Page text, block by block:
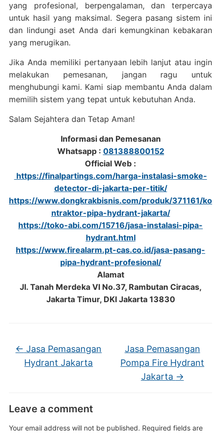
yang profesional, berpengalaman, dan terpercaya
untuk hasil yang maksimal. Segera pasang sistem ini
dan lindungi aset Anda dari kemungkinan kebakaran
yang merugikan.
Jika Anda memiliki pertanyaan lebih lanjut atau ingin
melakukan pemesanan, jangan ragu untuk
menghubungi kami. Kami siap membantu Anda dalam
memilih sistem yang tepat untuk kebutuhan Anda.
Salam Sejahtera dan Tetap Aman!
Informasi dan Pemesanan
Whatsapp : 081388800152
Official Web :
https://finalpartings.com/harga-instalasi-smoke-
detector-di-jakarta-per-titik/
https://www.dongkrakbisnis.com/produk/371161/ko
ntraktor-pipa-hydrant-jakarta/
https://toko-abi.com/15716/jasa-instalasi-pipa-
hydrant.html
https://www.firealarm.pt-cas.co.id/jasa-pasang-
pipa-hydrant-profesional/
Alamat
Jl. Tanah Merdeka VI No.37, Rambutan Ciracas,
Jakarta Timur, DKI Jakarta 13830
← Jasa Pemasangan
Hydrant Jakarta
Jasa Pemasangan
Pompa Fire Hydrant
Jakarta →
Leave a comment
Your email address will not be published. Required fields are